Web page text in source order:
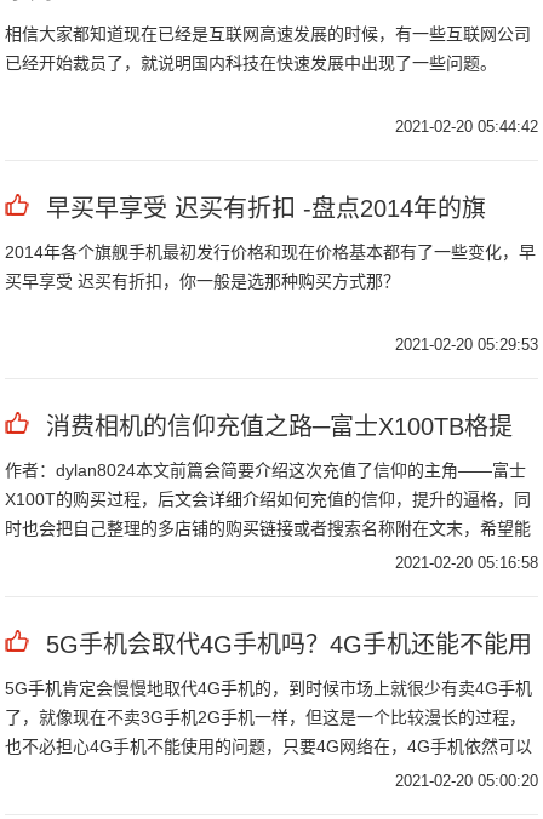
相信大家都知道现在已经是互联网高速发展的时候，有一些互联网公司
已经开始裁员了，就说明国内科技在快速发展中出现了一些问题。
2021-02-20 05:44:42
早买早享受 迟买有折扣 -盘点2014年的旗
2014年各个旗舰手机最初发行价格和现在价格基本都有了一些变化，早
买早享受 迟买有折扣，你一般是选那种购买方式那？
2021-02-20 05:29:53
消费相机的信仰充值之路─富士X100TB格提
作者：dylan8024本文前篇会简要介绍这次充值了信仰的主角——富士
X100T的购买过程，后文会详细介绍如何充值的信仰，提升的逼格，同
时也会把自己整理的多店铺的购买链接或者搜索名称附在文末，希望能
2021-02-20 05:16:58
5G手机会取代4G手机吗？4G手机还能不能用
5G手机肯定会慢慢地取代4G手机的，到时候市场上就很少有卖4G手机
了，就像现在不卖3G手机2G手机一样，但这是一个比较漫长的过程，
也不必担心4G手机不能使用的问题，只要4G网络在，4G手机依然可以
2021-02-20 05:00:20